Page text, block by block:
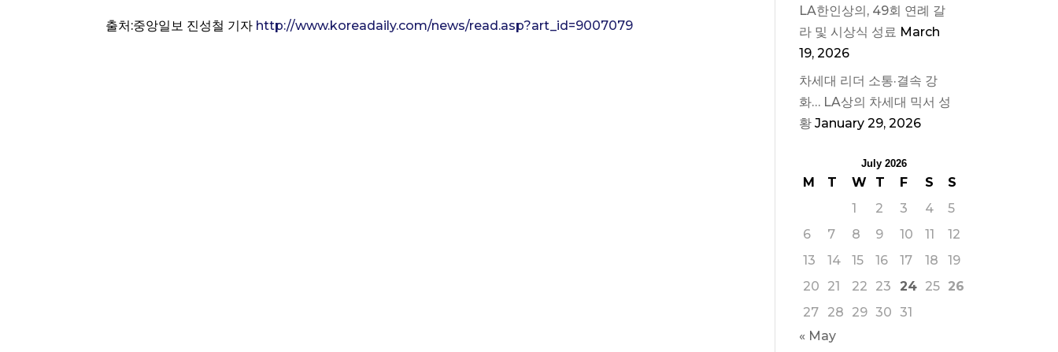
출처:중앙일보 진성철 기자 http://www.koreadaily.com/news/read.asp?art_id=9007079
LA한인상의, 49회 연례 갈
라 및 시상식 성료 March
19, 2026
차세대 리더 소통·결속 강
화… LA상의 차세대 믹서 성
황 January 29, 2026
July 2026
M T W T F S
S
1
2 3 4
5
6
7 8 9 10 11
12
13
14 15 16 17 18
19
20
21 22 23 24 25 26
27
28 29 30 31
« May